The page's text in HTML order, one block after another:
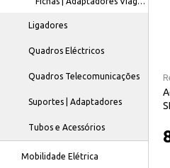
Ligadores
Quadros Eléctricos
Quadros Telecomunicações
Suportes | Adaptadores
Tubos e Acessórios
Mobilidade Elétrica